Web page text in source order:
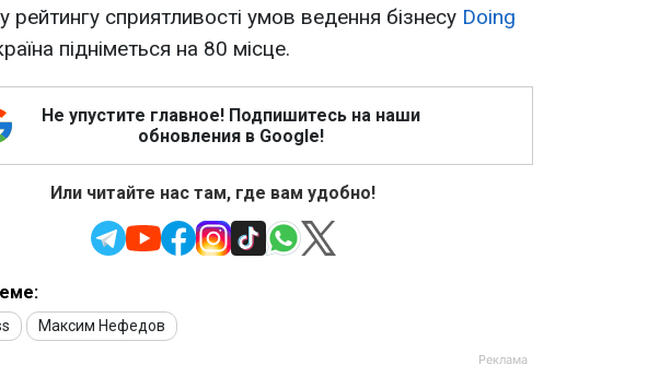
рейтингу сприятливості умов ведення бізнесу Doing
підніметься на 80 місце.
Не упустите главное! Подпишитесь на наши
обновления в Google!
Или читайте нас там, где вам удобно!
Максим Нефедов